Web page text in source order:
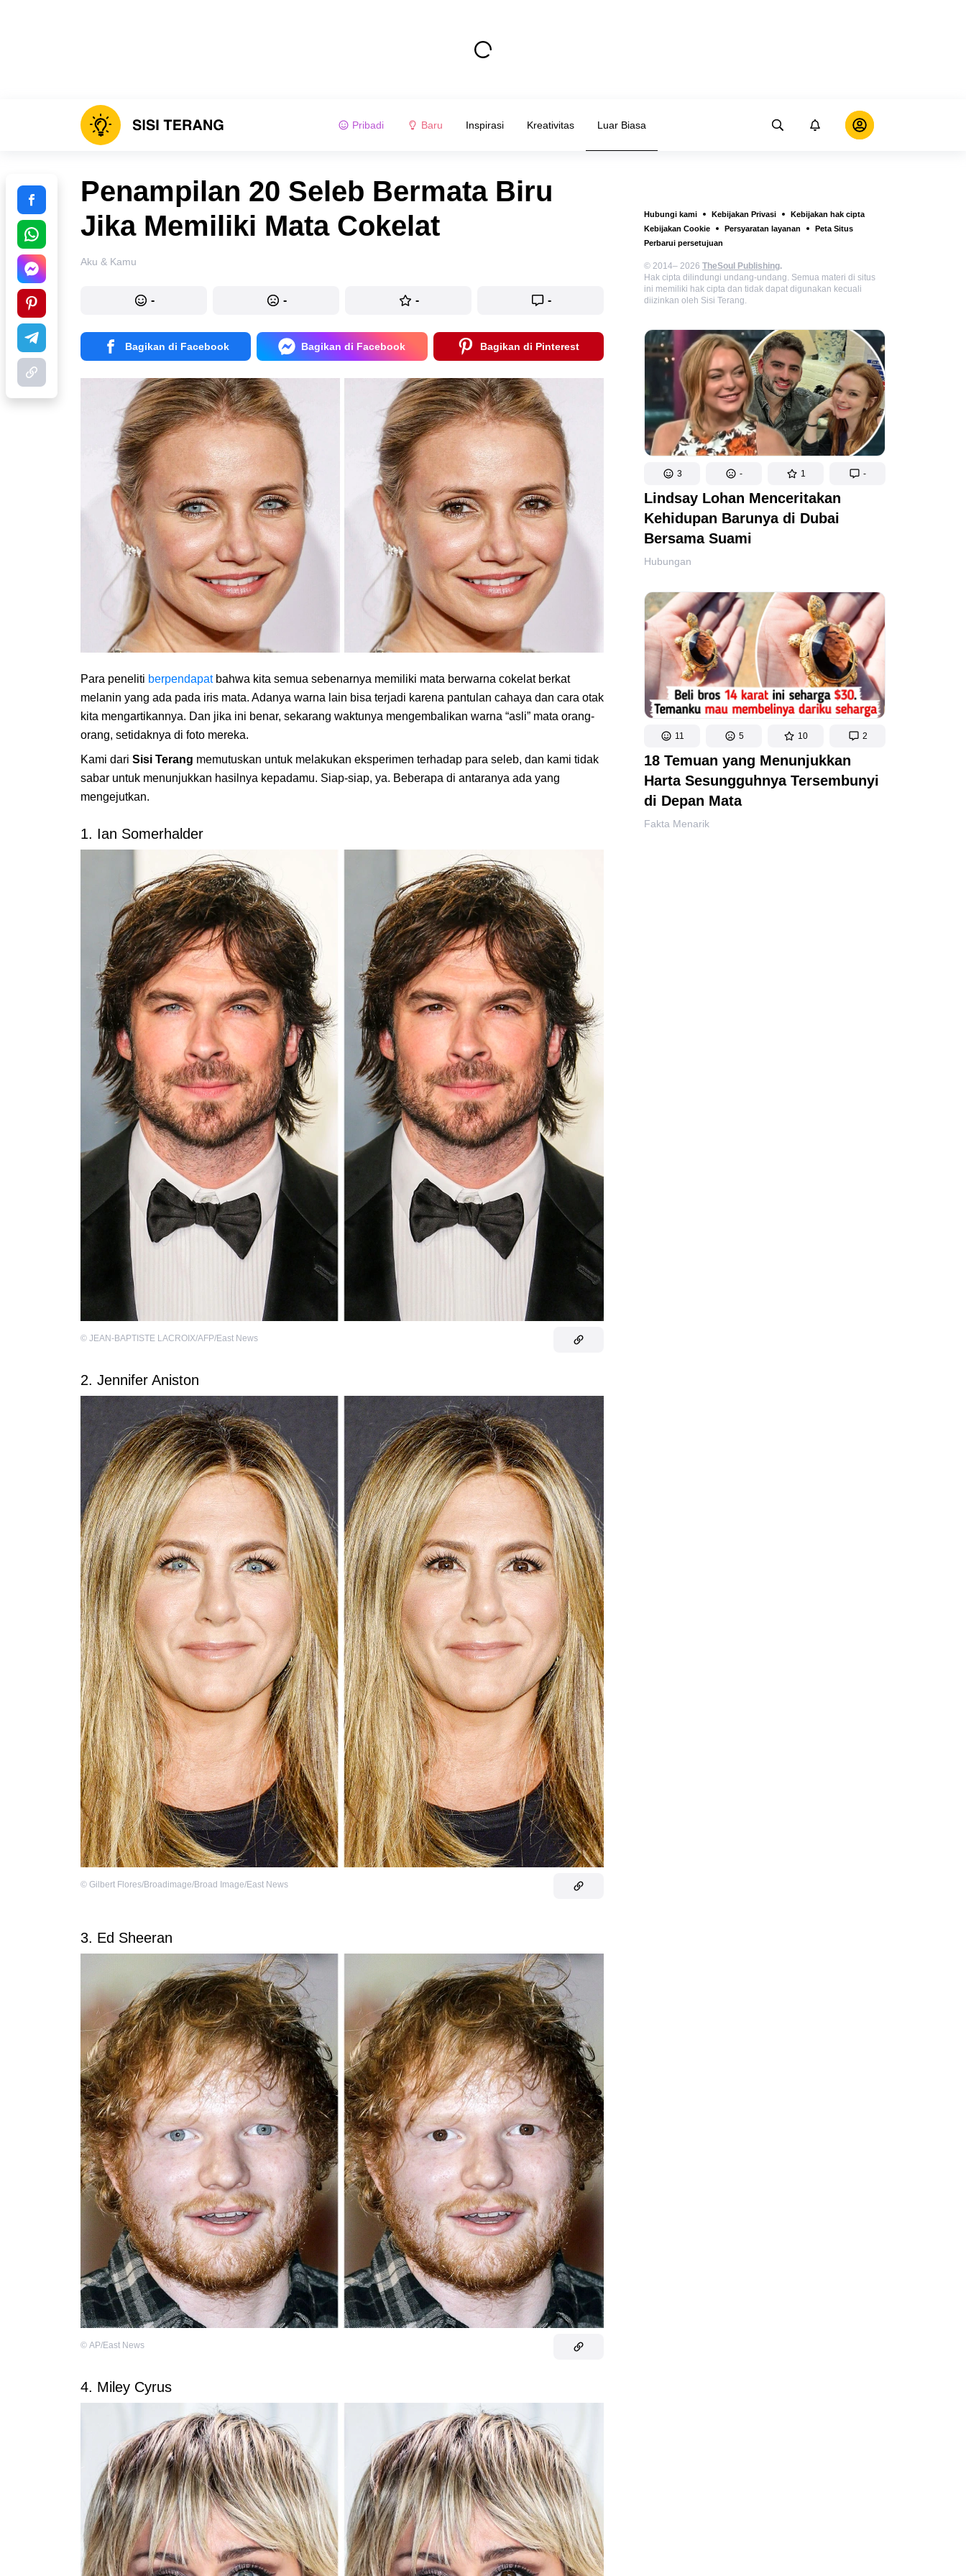
Pribadi Baru Inspirasi Kreativitas Luar Biasa
Hubungi kami Kebijakan Privasi
Kebijakan hak cipta
Kebijakan Cookie
Persyaratan layanan
Peta Situs
Perbarui persetujuan
© 2014– 2026 TheSoul Publishing.
Hak cipta dilindungi undang-undang. Semua materi di situs
ini memiliki hak cipta dan tidak dapat digunakan kecuali
diizinkan oleh Sisi Terang.
3 - 1 -
Lindsay Lohan Menceritakan
Kehidupan Barunya di Dubai
Bersama Suami
Hubungan
11 5 10 2
18 Temuan yang Menunjukkan
Harta Sesungguhnya Tersembunyi
di Depan Mata
Fakta Menarik
Penampilan 20 Seleb Bermata Biru
Jika Memiliki Mata Cokelat
Aku & Kamu
- - - -
Bagikan di Facebook Bagikan di Facebook Bagikan di Pinterest
Para peneliti berpendapatbahwa kita semua sebenarnya memiliki mata berwarna cokelat berkat
melanin yang ada pada iris mata. Adanya warna lain bisa terjadi karena pantulan cahaya dan cara otak
kita mengartikannya. Dan jika ini benar, sekarang waktunya mengembalikan warna “asli” mata orang-
orang, setidaknya di foto mereka.
Kami dari Sisi Terang memutuskan untuk melakukan eksperimen terhadap para seleb, dan kami tidak
sabar untuk menunjukkan hasilnya kepadamu. Siap-siap, ya. Beberapa di antaranya ada yang
mengejutkan.
1. Ian Somerhalder
© JEAN-BAPTISTE LACROIX/AFP/East News
2. Jennifer Aniston
© Gilbert Flores/Broadimage/Broad Image/East News
3. Ed Sheeran
© AP/East News
4. Miley Cyrus